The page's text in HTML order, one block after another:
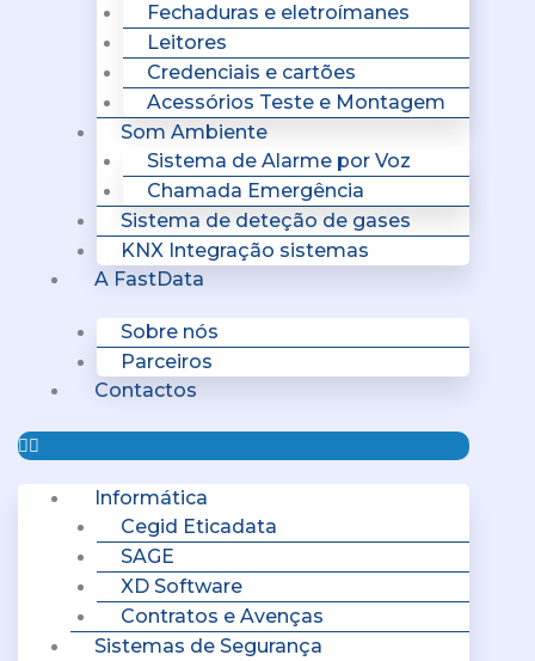
Fechaduras e eletroímanes
Leitores
Credenciais e cartões
Acessórios Teste e Montagem
Som Ambiente
Sistema de Alarme por Voz
Chamada Emergência
Sistema de deteção de gases
KNX Integração sistemas
A FastData
Sobre nós
Parceiros
Contactos
Informática
Cegid Eticadata
SAGE
XD Software
Contratos e Avenças
Sistemas de Segurança